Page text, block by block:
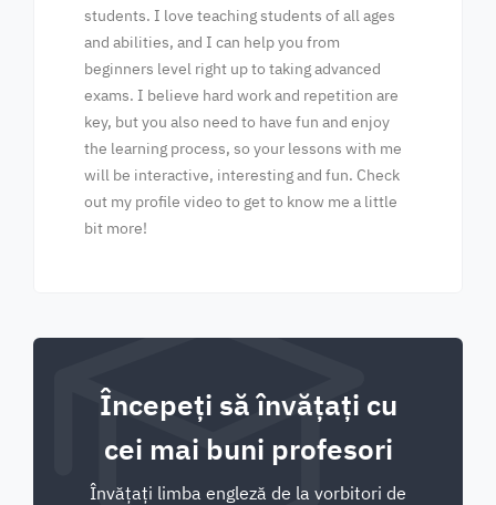
students. I love teaching students of all ages
and abilities, and I can help you from
beginners level right up to taking advanced
exams. I believe hard work and repetition are
key, but you also need to have fun and enjoy
the learning process, so your lessons with me
will be interactive, interesting and fun. Check
out my profile video to get to know me a little
bit more!
Începeți să învățați cu
cei mai buni profesori
Învățați limba engleză de la vorbitori de